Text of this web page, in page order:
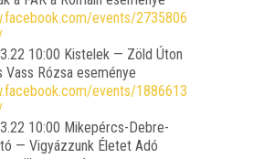
events/2735806
10:00 Kis­te­lek — Zöld Úton
Vass Rózsa ese­mé­nye
events/1886613
10:00 Mikep­ércs-Deb­re­
— Vigyáz­zunk Éle­tet Adó